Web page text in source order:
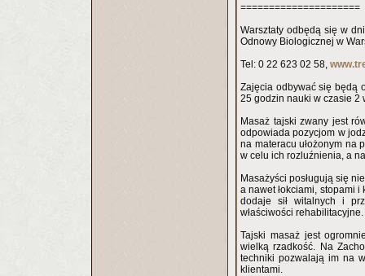
=====================
Warsztaty odbędą się w
Odnowy Biologicznej w
Tel: 0 22 623 02 58,
Zajęcia odbywać się będą
25 godzin nauki w czasie 2
Masaż tajski zwany jest
odpowiada pozycjom w
na materacu ułożonym na
w celu ich rozluźnienia, a
Masażyści posługują się
a nawet łokciami, stopami
dodaje sił witalnych i
właściwości rehabilitacyjne.
Tajski masaż jest
wielką rzadkość. Na
techniki pozwalają im na
klientami.